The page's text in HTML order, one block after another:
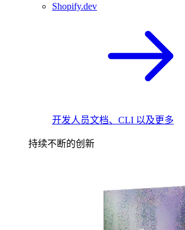
Shopify.dev
开发人员文档、CLI 以及更多
持续不断的创新